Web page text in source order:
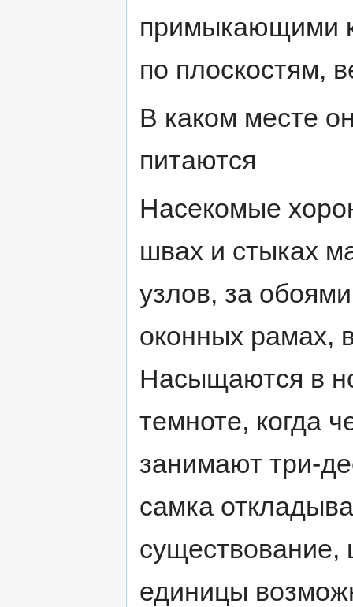
примыкающими
по плоскостям,
В каком месте
питаются
Насекомые
швах и стыках
узлов, за
оконных рамах,
Насыщаются в
темноте, когда
занимают три-
самка
существование,
единицы